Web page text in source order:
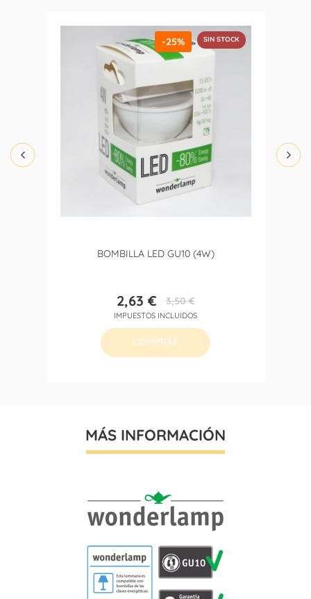
BOMBILLA LED GU10 (4W)
Precio
2,63 €Precio
base
3,50 €
IMPUESTOS INCLUIDOS
-25% SIN STOCK
COMPRAR
MÁS INFORMACIÓN